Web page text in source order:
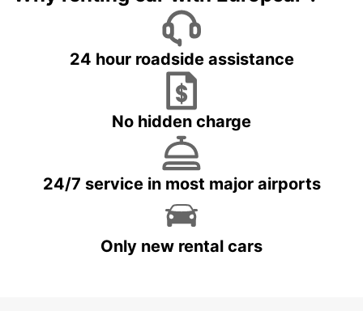
24 hour roadside assistance
No hidden charge
24/7 service in most major airports
Only new rental cars